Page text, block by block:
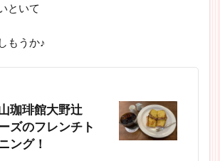
といて
もうか♪
珈琲館大野辻
ズのフレンチト
ング！